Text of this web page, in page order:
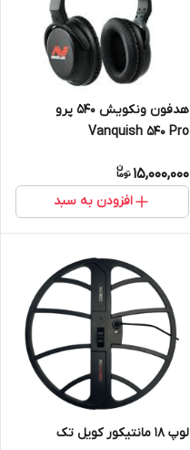
هدفون ونکویش 540 پرو
Vanquish 540 Pro
15,000,000
افزودن به سبد
لوپ 18 مانتیکور کویل تک